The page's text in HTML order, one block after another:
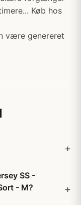
Køb hos
være genereret
SS -
- M?